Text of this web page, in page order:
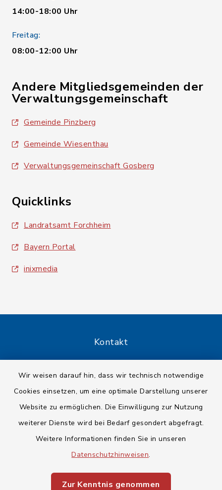
Wir weisen darauf hin, dass wir technisch notwendige
Cookies einsetzen, um eine optimale Darstellung unserer
Website zu ermöglichen. Die Einwilligung zur Nutzung
weiterer Dienste wird bei Bedarf gesondert abgefragt.
Weitere Informationen finden Sie in unseren
Datenschutzhinweisen.
Zur Kenntnis genommen
14:00-18:00 Uhr
Freitag:
08:00-12:00 Uhr
Andere Mitgliedsgemeinden der
Verwaltungsgemeinschaft
Gemeinde Pinzberg
Gemeinde Wiesenthau
Verwaltungsgemeinschaft Gosberg
Quicklinks
Landratsamt Forchheim
Bayern Portal
inixmedia
Kontakt
Datenschutz
Impressum
Sitemap
Cookie-Einstellungen